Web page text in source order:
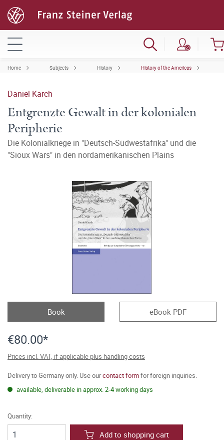
Home Subjects History History of the Americas
Daniel Karch
Entgrenzte Gewalt in der kolonialen
Peripherie
Die Kolonialkriege in "Deutsch-Südwestafrika" und die
"Sioux Wars" in den nordamerikanischen Plains
Book eBook PDF
€80.00*
Prices incl. VAT, if applicable plus handling costs
Delivery to Germany only. Use ourcontact formfor foreign inquiries.
available, deliverable in approx. 2-4 working days
Quantity:
Add to shopping cart